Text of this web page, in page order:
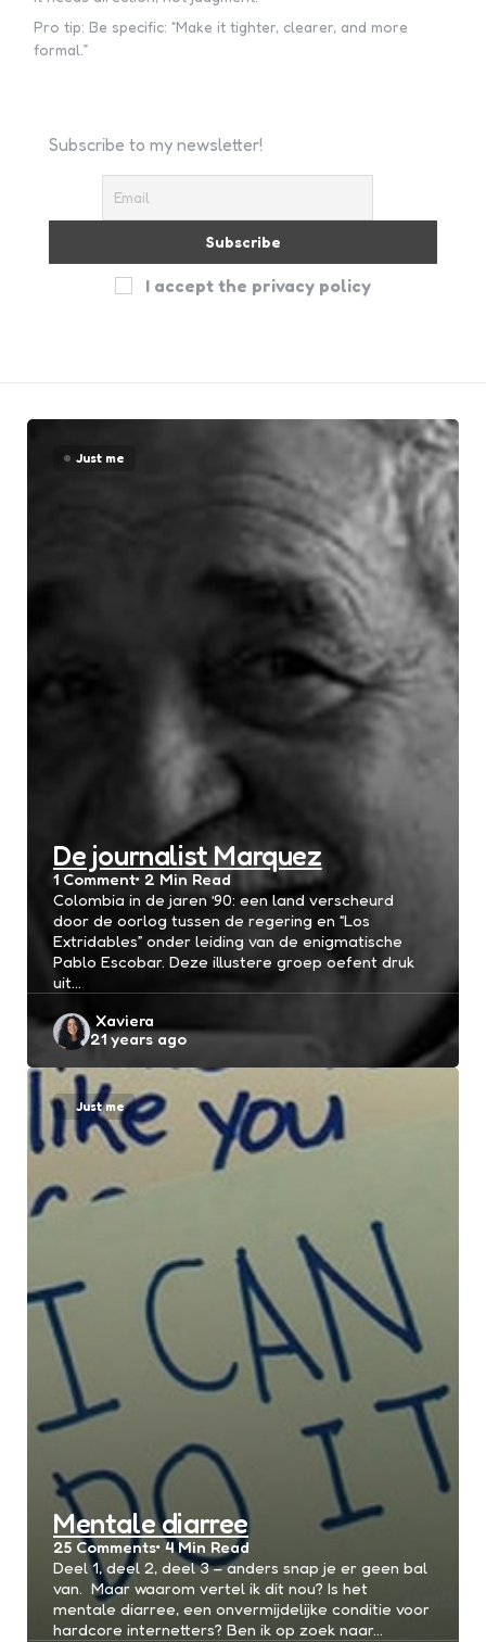
Pro tip: Be specific: “Make it tighter, clearer, and more
formal.”
Subscribe to my newsletter!
I accept the privacy policy
Just me
De journalist Marquez
1 Comment 2 Min Read
Colombia in de jaren ’90: een land verscheurd
door de oorlog tussen de regering en “Los
Extridables” onder leiding van de enigmatische
Pablo Escobar. Deze illustere groep oefent druk
uit…
Posted
by
Xaviera
21 years ago
Just me
Mentale diarree
25 Comments 4 Min Read
Deel 1, deel 2, deel 3 – anders snap je er geen bal
van. Maar waarom vertel ik dit nou? Is het
mentale diarree, een onvermijdelijke conditie voor
hardcore internetters? Ben ik op zoek naar…